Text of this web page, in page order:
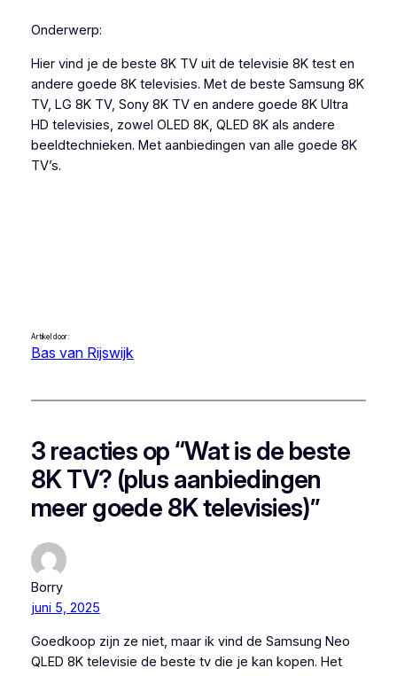
Onderwerp:
Hier vind je de beste 8K TV uit de televisie 8K test en
andere goede 8K televisies. Met de beste Samsung 8K
TV, LG 8K TV, Sony 8K TV en andere goede 8K Ultra
HD televisies, zowel OLED 8K, QLED 8K als andere
beeldtechnieken. Met aanbiedingen van alle goede 8K
TV’s.
Artikel door:
Bas van Rijswijk
3 reacties op “Wat is de beste
8K TV? (plus aanbiedingen
meer goede 8K televisies)”
Borry
juni 5, 2025
Goedkoop zijn ze niet, maar ik vind de Samsung Neo
QLED 8K televisie de beste tv die je kan kopen. Het